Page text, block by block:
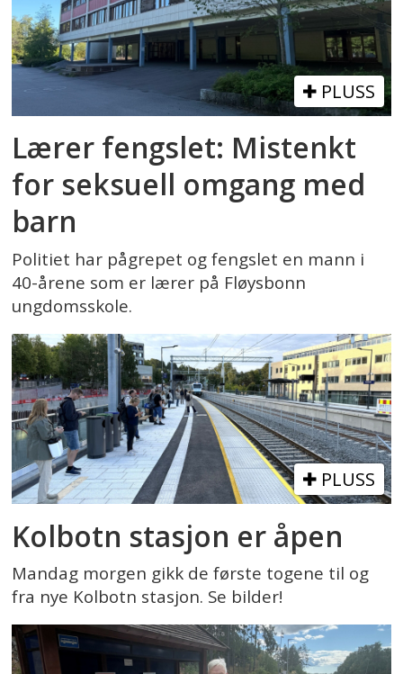
PLUSS
Lærer fengslet: Mistenkt
for seksuell omgang med
barn
Politiet har pågrepet og fengslet en mann i
40-årene som er lærer på Fløysbonn
ungdomsskole.
PLUSS
Kolbotn stasjon er åpen
Mandag morgen gikk de første togene til og
fra nye Kolbotn stasjon. Se bilder!